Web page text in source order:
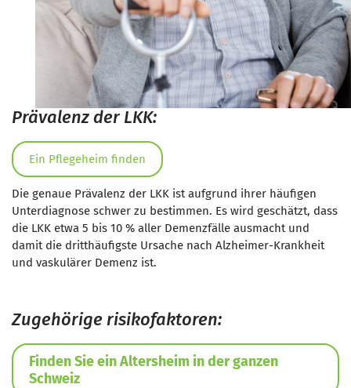
Prävalenz der LKK:
Ein Pflegeheim finden
Die genaue Prävalenz der LKK ist aufgrund ihrer häufigen
Unterdiagnose schwer zu bestimmen. Es wird geschätzt, dass
die LKK etwa 5 bis 10 % aller Demenzfälle ausmacht und
damit die dritthäufigste Ursache nach Alzheimer-Krankheit
und vaskulärer Demenz ist.
Zugehörige risikofaktoren:
Finden Sie ein Altersheim in der ganzen
Schweiz